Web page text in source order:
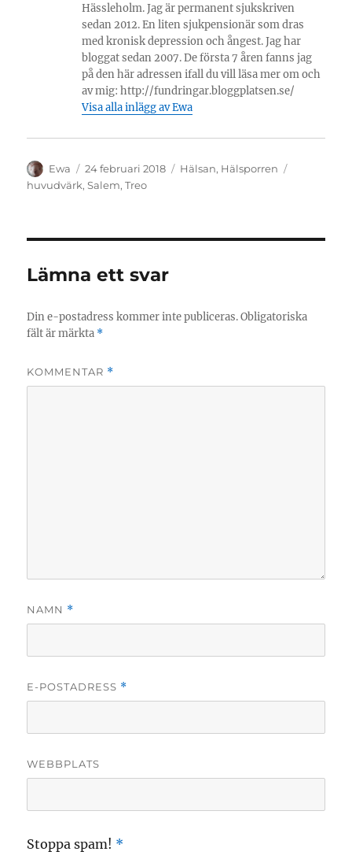
Hässleholm. Jag är permanent sjukskriven
sedan 2012. En liten sjukpensionär som dras
med kronisk depression och ångest. Jag har
bloggat sedan 2007. De första 7 åren fanns jag
på den här adressen ifall du vill läsa mer om och
av mig: http://fundringar.bloggplatsen.se/
Visa alla inlägg av Ewa
Författare
Ewa
Publicerat
den
24 februari 2018 Kategorier
Hälsan, Hälsporren
huvudvärk,Salem,Treo
Lämna ett svar
Din e-postadress kommer inte publiceras. Obligatoriska
fält är märkta *
KOMMENTAR *
NAMN *
E-POSTADRESS *
WEBBPLATS
Stoppa spam! *